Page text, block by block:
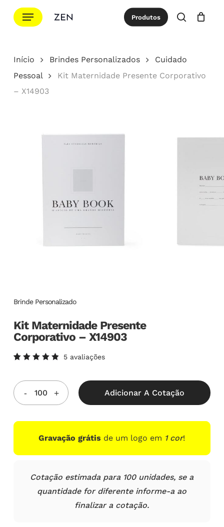
para
principal
Menu Produtos
procurar
Cotação Close
Início Brindes Personalizados
Cuidado
Pessoal
Kit Maternidade Presente Corporativo
– X14903
Brinde Personalizado
Kit Maternidade Presente
Corporativo – X14903
5.00de
5, com
baseado
em
clientes
5avaliações
Adicionar A Cotação
Gravação grátis de um logo em 1 cor!
Cotação estimada para 100 unidades, se a
quantidade for diferente informe-a ao
finalizar a cotação.